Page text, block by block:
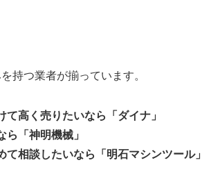
持つ業者が揃っています。
高く売りたいなら「ダイナ」
「神明機械」
相談したいなら「明石マシンツール」